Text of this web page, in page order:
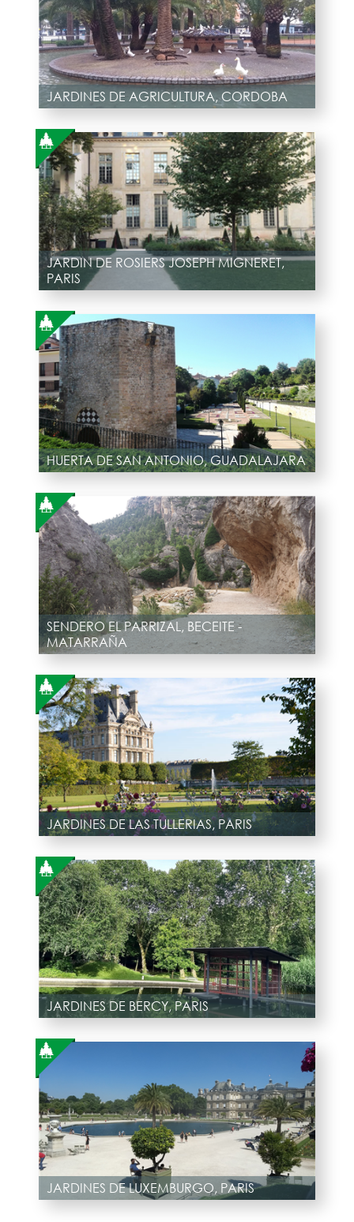
JARDINES DE AGRICULTURA, CORDOBA
JARDIN DE ROSIERS JOSEPH MIGNERET,
PARIS
HUERTA DE SAN ANTONIO, GUADALAJARA
SENDERO EL PARRIZAL, BECEITE -
MATARRAÑA
JARDINES DE LAS TULLERIAS, PARIS
JARDINES DE BERCY, PARIS
JARDINES DE LUXEMBURGO, PARIS